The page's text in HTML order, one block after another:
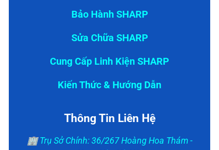
Bảo Hành SHARP
Sửa Chữa SHARP
Cung Cấp Linh Kiện SHARP
Kiến Thức & Hướng Dẫn
Thông Tin Liên Hệ
🏢 Trụ Sở Chính: 36/267 Hoàng Hoa Thám -